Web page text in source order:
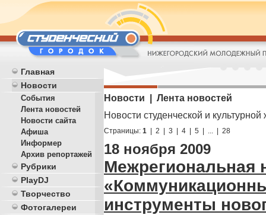
Главная
Новости
События
Лента новостей
Новости сайта
Афиша
Информер
Архив репортажей
Рубрики
PlayDJ
Творчество
Фотогалереи
Новости | Лента новостей
Новости студенческой и
Страницы: 1 | 2 | 3 | 4 | 5 | | 28
18 ноября 2009
Межрегиональная
инструменты